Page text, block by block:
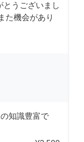
とうございまし
た機会があり
知識豊富で